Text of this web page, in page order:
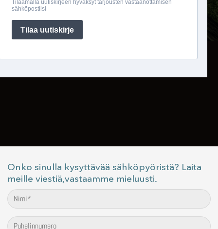
Onko sinulla kysyttävää sähköpyöristä? Laita
meille viestiä,vastaamme mieluusti.